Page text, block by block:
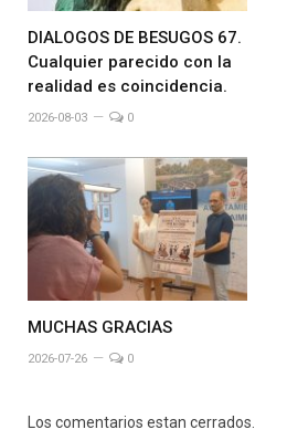
DIALOGOS DE BESUGOS 67.
Cualquier parecido con la
realidad es coincidencia.
2026-08-03 0
MUCHAS GRACIAS
2026-07-26 0
Los comentarios estan cerrados.